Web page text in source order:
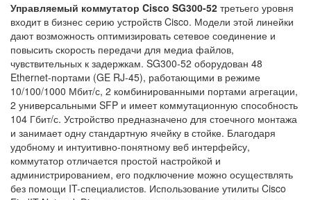
Управляемый коммутатор Cisco SG300-52 третьего уровня
входит в бизнес серию устройств Cisco. Модели этой линейки
дают возможность оптимизировать сетевое соединение и
повысить скорость передачи для медиа файлов,
чувствительных к задержкам. SG300-52 оборудован 48
Ethernet-портами (GE RJ-45), работающими в режиме
10/100/1000 Мбит/с, 2 комбинированными портами агрегации,
2 универсальными SFP и имеет коммутационную способность
104 Гбит/с. Устройство предназначено для стоечного монтажа
и занимает одну стандартную ячейку в стойке. Благодаря
удобному и интуитивно-понятному веб интерфейсу,
коммутатор отличается простой настройкой и
администрированием, его подключение можно осуществлять
без помощи IT-специалистов. Использование утилиты Cisco